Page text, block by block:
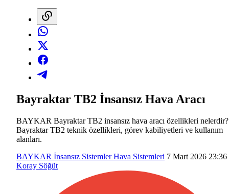
Bayraktar TB2 İnsansız Hava Aracı
BAYKAR Bayraktar TB2 insansız hava aracı özellikleri nelerdir?
Bayraktar TB2 teknik özellikleri, görev kabiliyetleri ve kullanım
alanları.
BAYKAR İnsansız Sistemler Hava Sistemleri 7 Mart 2026 23:36
Koray Söğüt